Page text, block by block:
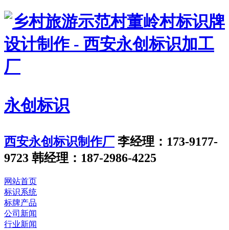
永创标识
西安永创标识制作厂 李经理：173-9177-
9723 韩经理：187-2986-4225
网站首页
标识系统
标牌产品
公司新闻
行业新闻